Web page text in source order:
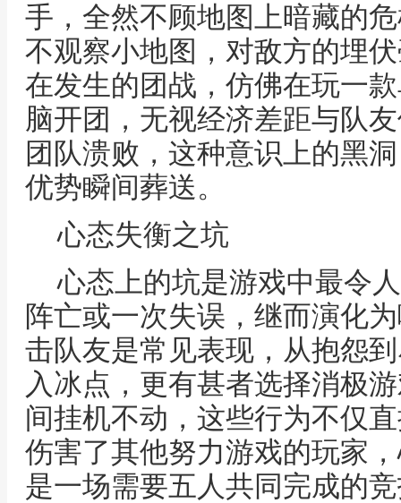
手，全然不顾地图上暗藏的
不观察小地图，对敌方的埋
在发生的团战，仿佛在玩一
脑开团，无视经济差距与队
团队溃败，这种意识上的黑
优势瞬间葬送。
心态失衡之坑
心态上的坑是游戏中最令
阵亡或一次失误，继而演化
击队友是常见表现，从抱怨
入冰点，更有甚者选择消极
间挂机不动，这些行为不仅
伤害了其他努力游戏的玩家
是一场需要五人共同完成的